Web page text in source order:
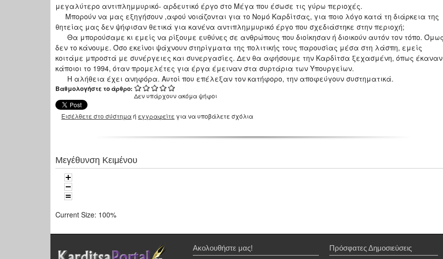
μεγαλύτερο αντιπλημμυρικό- αρδευτικό έργο στο Μέγα που έσωσε τις γύρω περιοχές.
Μπορούν να μας εξηγήσουν ,αφού νοιάζονται για το Νομό Καρδίτσας, για ποιο λόγο κατά τη διάρκεια της
θητείας μας δεν ψήφισαν θετικά για κανένα αντιπλημμυρικό έργο που σχεδιάστηκε στην περιοχή;
Θα μπορούσαμε κι εμείς να ρίξουμε ευθύνες σε ανθρώπους που διοίκησαν ή διοικούν αυτόν τον τόπο.
δεν το κάνουμε. Όσο εκείνοι ψάχνουν στηρίγματα της πολιτικής τους παρουσίας μέσα στη λάσπη, εμείς
κοιτάμε μπροστά με συνέργειες και συνεργασίες. Δεν θα αφήσουμε την Καρδίτσα ξεχασμένη, όπως έκαναν
κάποιοι το 1994, όταν προμελέτες για έργα έμειναν στα συρτάρια των Υπουργείων.
Η αλήθεια έχει ανηφόρα. Αυτοί που επέλεξαν τον κατήφορο, την αποφεύγουν συστηματικά.
Βαθμολογήστε το άρθρο:
Δεν υπάρχουν ακόμα ψήφοι
Εισέλθετε στο σύστημαή εγγραφείτε για να υποβάλετε σχόλια
Μεγέθυνση Κειμένου
Current Size: 100%
Ακολουθήστε μας!
Πρόσφατες Δημοσιεύσεις